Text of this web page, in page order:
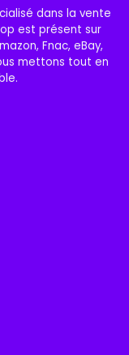
dans la vente
est présent sur
Fnac, eBay,
mettons tout en